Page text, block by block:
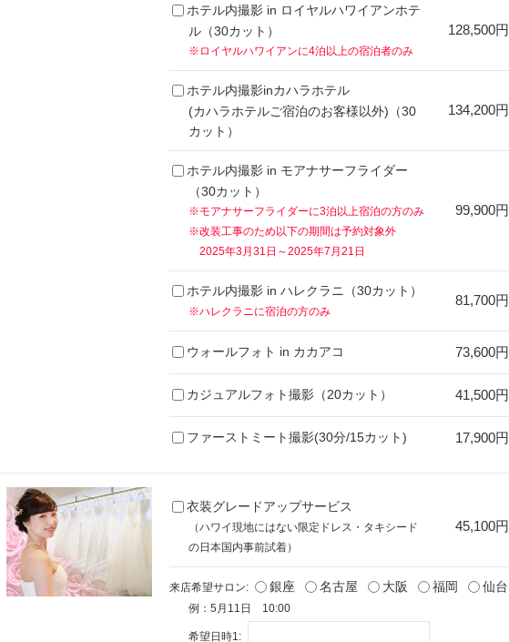
ホテル内撮影 in ロイヤルハワイアンホテ
ル（30カット）
※ロイヤルハワイアンに4泊以上の宿泊者のみ
128,500円
ホテル内撮影inカハラホテル
(カハラホテルご宿泊のお客様以外)（30
カット）
134,200円
ホテル内撮影 in モアナサーフライダー
（30カット）
※モアナサーフライダーに3泊以上宿泊の方のみ
※改装工事のため以下の期間は予約対象外
2025年3月31日～2025年7月21日
99,900円
ホテル内撮影 in ハレクラニ（30カット）
※ハレクラニに宿泊の方のみ
81,700円
ウォールフォト in カカアコ 73,600円
カジュアルフォト撮影（20カット） 41,500円
ファーストミート撮影(30分/15カット) 17,900円
衣装グレードアップサービス
（ハワイ現地にはない限定ドレス・タキシード
の日本国内事前試着）
45,100円
来店希望サロン: 銀座 名古屋 大阪 福岡 仙台
例：5月11日 10:00
希望日時1: